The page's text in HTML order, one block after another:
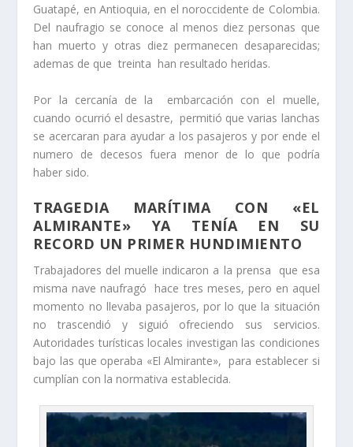
Guatapé, en Antioquia, en el noroccidente de Colombia.
Del naufragio se conoce al menos diez personas que
han muerto y otras diez permanecen desaparecidas;
ademas de que treinta han resultado heridas.
Por la cercanía de la embarcación con el muelle,
cuando ocurrió el desastre, permitió que varias lanchas
se acercaran para ayudar a los pasajeros y por ende el
numero de decesos fuera menor de lo que podría
haber sido.
TRAGEDIA MARÍTIMA CON «EL
ALMIRANTE» YA TENÍA EN SU
RECORD UN PRIMER HUNDIMIENTO
Trabajadores del muelle indicaron a la prensa que esa
misma nave naufragó hace tres meses, pero en aquel
momento no llevaba pasajeros, por lo que la situación
no trascendió y siguió ofreciendo sus servicios.
Autoridades turísticas locales investigan las condiciones
bajo las que operaba «El Almirante», para establecer si
cumplían con la normativa establecida.